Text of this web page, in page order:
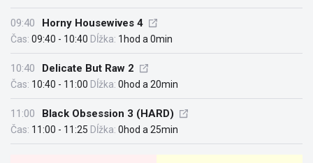
09:40 Horny Housewives 4
Čas: 09:40 - 10:40 Dĺžka: 1hod a 0min
10:40 Delicate But Raw 2
Čas: 10:40 - 11:00 Dĺžka: 0hod a 20min
11:00 Black Obsession 3 (HARD)
Čas: 11:00 - 11:25 Dĺžka: 0hod a 25min